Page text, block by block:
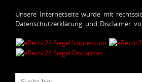
Unsere Internetseite wurde mit
Datenschutzerklärung und Disclaimer